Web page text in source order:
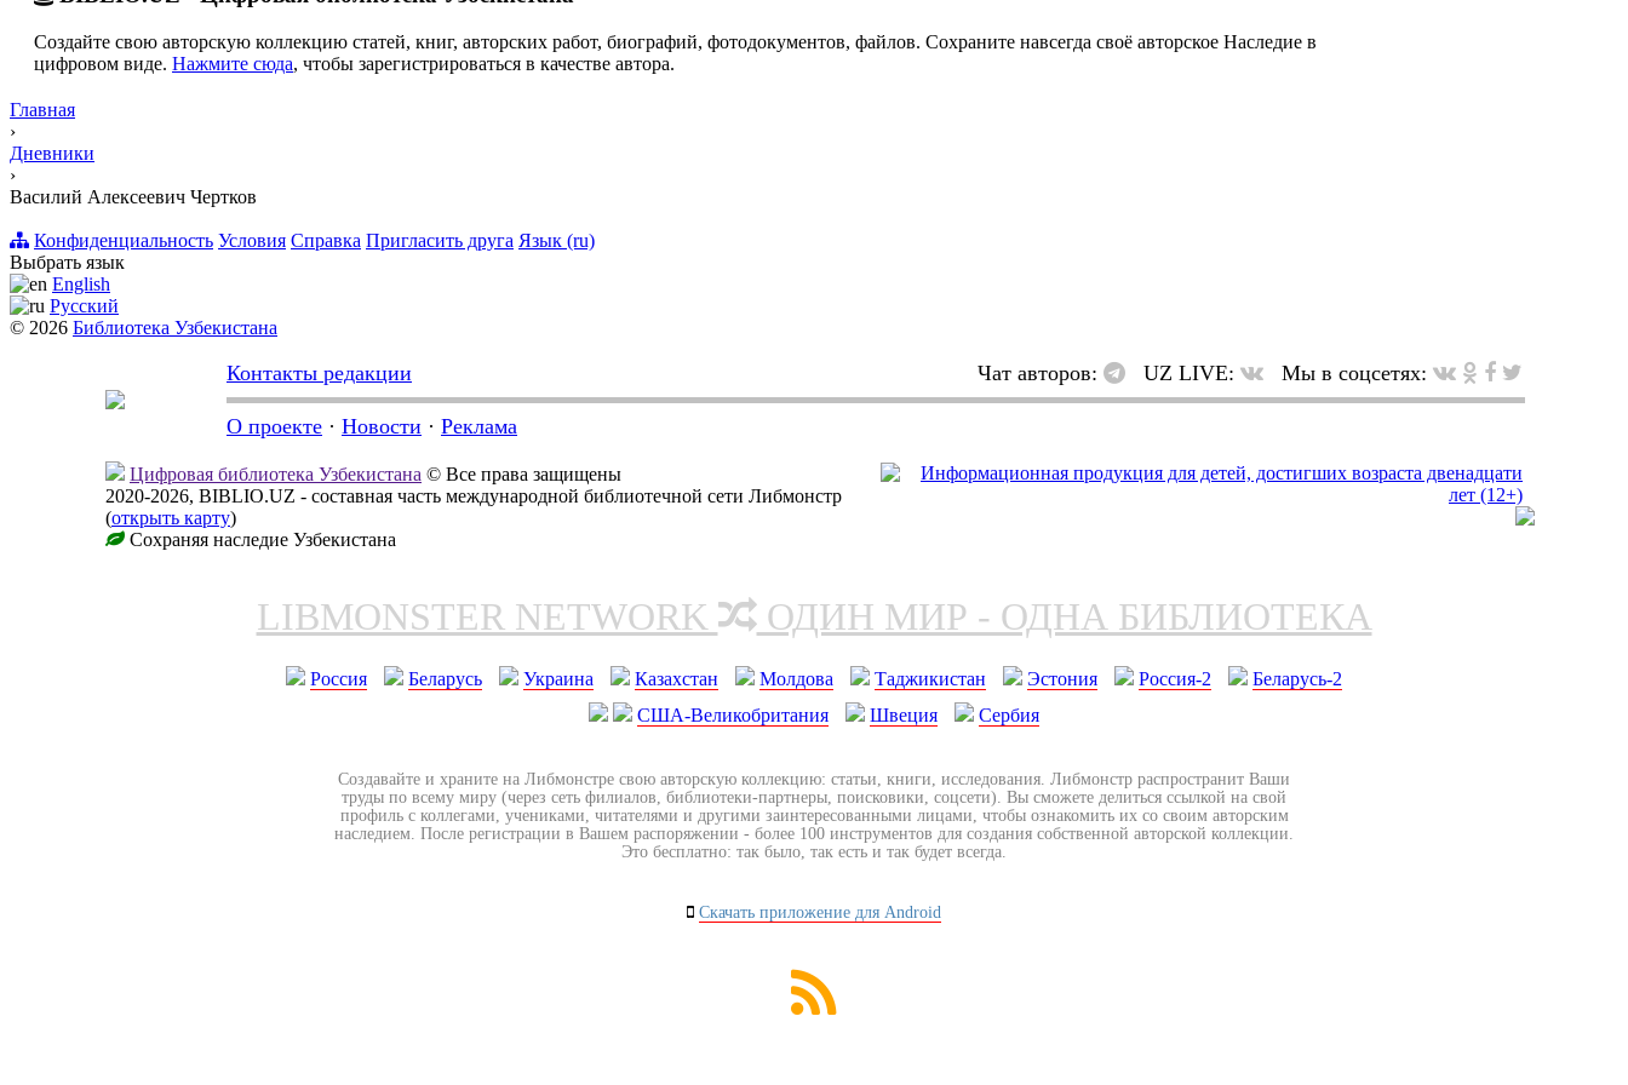
Создайте свою авторскую коллекцию статей, книг, авторских работ, биографий, фотодокументов, файлов. Сохраните навсегда своё авторское Наследие в
цифровом виде. Нажмите сюда, чтобы зарегистрироваться в качестве автора.
Главная
›
Дневники
›
Василий Алексеевич Чертков
Конфиденциальность Условия Справка Пригласить друга Язык (ru)
Выбрать язык
English
Русский
© 2026 Библиотека Узбекистана
Контакты редакции Чат авторов: UZ LIVE: Мы в соцсетях:
О проекте · Новости · Реклама
Цифровая библиотека Узбекистана © Все права защищены
2020-2026, BIBLIO.UZ - составная часть международной библиотечной сети Либмонстр
(открыть карту)
Сохраняя наследие Узбекистана
LIBMONSTER NETWORK ОДИН МИР - ОДНА БИБЛИОТЕКА
Россия Беларусь Украина Казахстан Молдова Таджикистан Эстония Россия-2
Беларусь-2
США-Великобритания
Швеция Сербия
Создавайте и храните на Либмонстре свою авторскую коллекцию: статьи, книги, исследования. Либмонстр распространит Ваши
труды по всему миру (через сеть филиалов, библиотеки-партнеры, поисковики, соцсети). Вы сможете делиться ссылкой на свой
профиль с коллегами, учениками, читателями и другими заинтересованными лицами, чтобы ознакомить их со своим авторским
наследием. После регистрации в Вашем распоряжении - более 100 инструментов для создания собственной авторской коллекции.
Это бесплатно: так было, так есть и так будет всегда.
Скачать приложение для Android